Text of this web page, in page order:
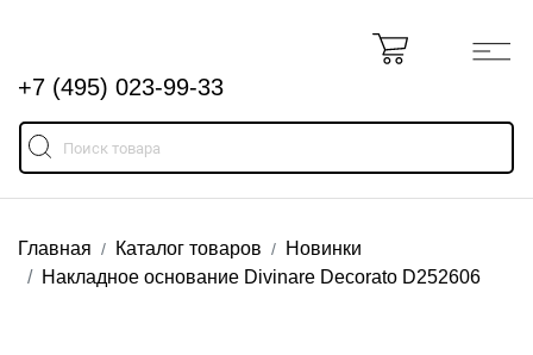
+7 (495) 023-99-33
Главная Каталог товаров
Новинки
Накладное основание Divinare Decorato D252606